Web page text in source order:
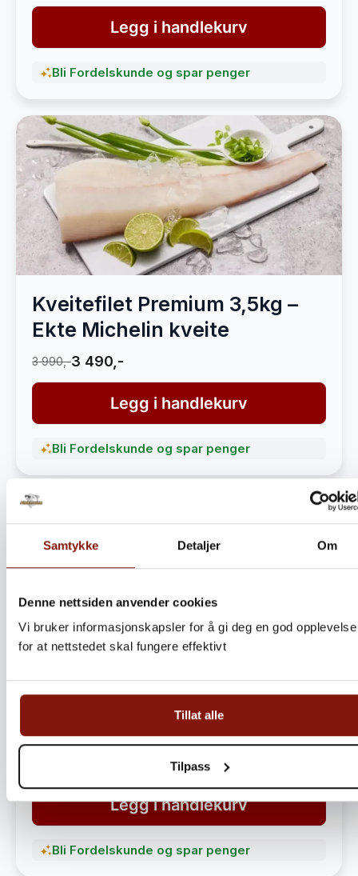
Samtykke Detaljer Om
Denne nettsiden anvender cookies
Vi bruker informasjonskapsler for å gi deg en god
for at nettstedet skal fungere effektivt
Tillat alle
Tilpass
Legg i handlekurv
Bli Fordelskunde og spar penger
Kveitefilet Premium 3,5kg –
Ekte Michelin kveite
3 990,-3 490,-
Legg i handlekurv
Bli Fordelskunde og spar penger
Steinbitkaker Dalen 5kg –
Ekte norsk håndverk fra
havet
Legg i handlekurv
Bli Fordelskunde og spar penger